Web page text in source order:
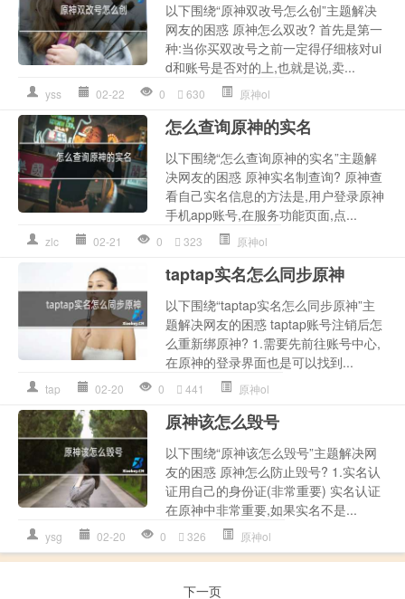
以下围绕“原神双改号怎么创”主题解决
网友的困惑 原神怎么双改? 首先是第一
种:当你买双改号之前一定得仔细核对ui
d和账号是否对的上,也就是说,卖...
yss 02-22 0 630 原神ol
怎么查询原神的实名
以下围绕“怎么查询原神的实名”主题解
决网友的困惑 原神实名制查询? 原神查
看自己实名信息的方法是,用户登录原神
手机app账号,在服务功能页面,点...
zlc 02-21 0 323 原神ol
taptap实名怎么同步原神
以下围绕“taptap实名怎么同步原神”主
题解决网友的困惑 taptap账号注销后怎
么重新绑原神? 1.需要先前往账号中心,
在原神的登录界面也是可以找到...
tap 02-20 0 441 原神ol
原神该怎么毁号
以下围绕“原神该怎么毁号”主题解决网
友的困惑 原神怎么防止毁号? 1.实名认
证用自己的身份证(非常重要) 实名认证
在原神中非常重要,如果实名不是...
ysg 02-20 0 326 原神ol
下一页